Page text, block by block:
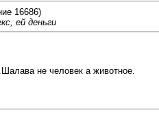
16686)
ей деньги
не человек а животное.